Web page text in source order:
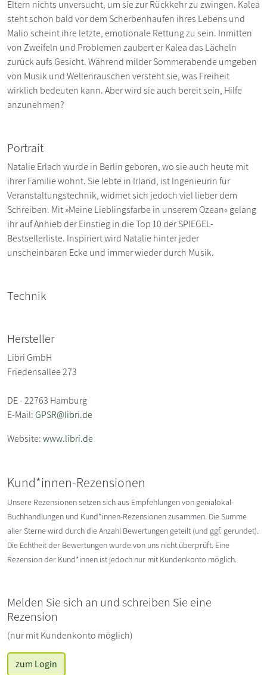
Eltern nichts unversucht, um sie zur Rückkehr zu zwingen. Kalea
steht schon bald vor dem Scherbenhaufen ihres Lebens und
Malio scheint ihre letzte, emotionale Rettung zu sein. Inmitten
von Zweifeln und Problemen zaubert er Kalea das Lächeln
zurück aufs Gesicht. Während milder Sommerabende umgeben
von Musik und Wellenrauschen versteht sie, was Freiheit
wirklich bedeuten kann. Aber wird sie auch bereit sein, Hilfe
anzunehmen?
Portrait
Natalie Erlach wurde in Berlin geboren, wo sie auch heute mit
ihrer Familie wohnt. Sie lebte in Irland, ist Ingenieurin für
Veranstaltungstechnik, widmet sich jedoch viel lieber dem
Schreiben. Mit »Meine Lieblingsfarbe in unserem Ozean« gelang
ihr auf Anhieb der Einstieg in die Top 10 der SPIEGEL-
Bestsellerliste. Inspiriert wird Natalie hinter jeder
unscheinbaren Ecke und immer wieder durch Musik.
Technik
Hersteller
Libri GmbH
Friedensallee 273
DE - 22763 Hamburg
E-Mail:GPSR@libri.de
Website:www.libri.de
Kund*innen-Rezensionen
Unsere Rezensionen setzen sich aus Empfehlungen von genialokal-
Buchhandlungen und Kund*innen-Rezensionen zusammen. Die Summe
aller Sterne wird durch die Anzahl Bewertungen geteilt (und ggf. gerundet).
Die Echtheit der Bewertungen wurde von uns nicht überprüft. Eine
Rezension der Kund*innen ist jedoch nur mit Kundenkonto möglich.
Melden Sie sich an und schreiben Sie eine
Rezension
(nur mit Kundenkonto möglich)
zum Login